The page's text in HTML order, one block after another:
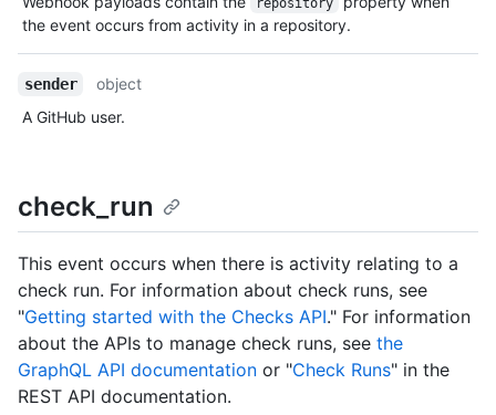
repository
the event occurs from activity in a repository.
sender
object
A GitHub user.
check_run
This event occurs when there is activity relating to a
check run. For information about check runs, see
"Getting started with the Checks API." For information
about the APIs to manage check runs, see the
GraphQL API documentation or "Check Runs" in the
REST API documentation.